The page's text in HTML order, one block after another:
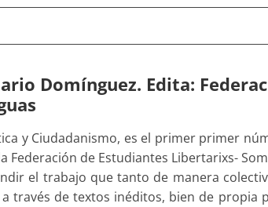
Domínguez. Edita:
y Ciudadanismo, es el primer primer
Federación de Estudiantes Libertarixs-
el trabajo que tanto de manera
través de textos inéditos, bien de propia